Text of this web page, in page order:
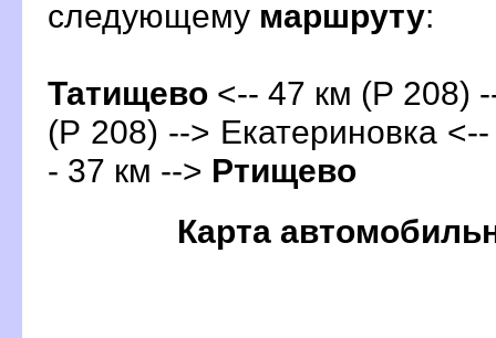
следующему маршруту:
Татищево <-- 47 км (Р 208)
(Р 208) --> Екатериновка
- 37 км --> Ртищево
Карта